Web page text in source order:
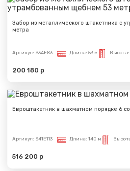
Забор из металлического штакетника с
метра
Артикул: S34E83 Длина: 53 м Высота:
200 180 р
Евроштакетник в шахматном порядке 6
Артикул: S41E113 Длина: 140 м
516 200 р